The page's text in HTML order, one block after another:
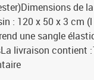
de
: 120 x 50 x 3 cm
une sangle
livraison contient